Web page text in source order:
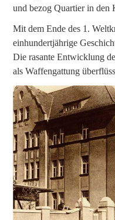
und bezog Quartier in den
Mit dem Ende des 1.
einhundertjährige
Die rasante Entwicklung
als Waffengattung